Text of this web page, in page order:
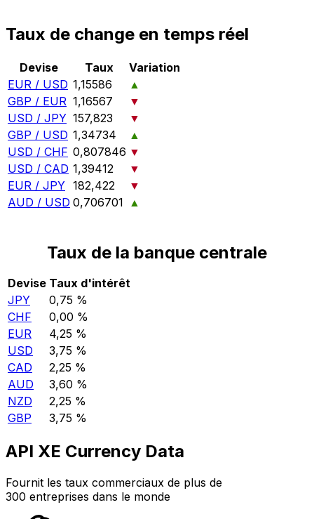
Taux de change en temps réel
Devise Taux
Variation
EUR / USD 1,15586
▲
GBP / EUR 1,16567
▼
USD / JPY 157,823
▼
GBP / USD 1,34734
▲
USD / CHF 0,807846 ▼
USD / CAD 1,39412
▼
EUR / JPY 182,422
▼
AUD / USD 0,706701 ▲
Taux de la banque centrale
Devise Taux d'intérêt
JPY
0,75 %
CHF
0,00 %
EUR
4,25 %
USD
3,75 %
CAD
2,25 %
AUD
3,60 %
NZD
2,25 %
GBP
3,75 %
API XE Currency Data
Fournit les taux commerciaux de plus de
300 entreprises dans le monde